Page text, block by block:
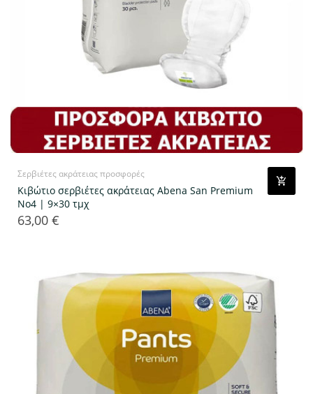
Σερβιέτες ακράτειας προσφορές
Κιβώτιο σερβιέτες ακράτειας Abena San Premium
No4 | 9×30 τμχ
Τιμή
63,00 €